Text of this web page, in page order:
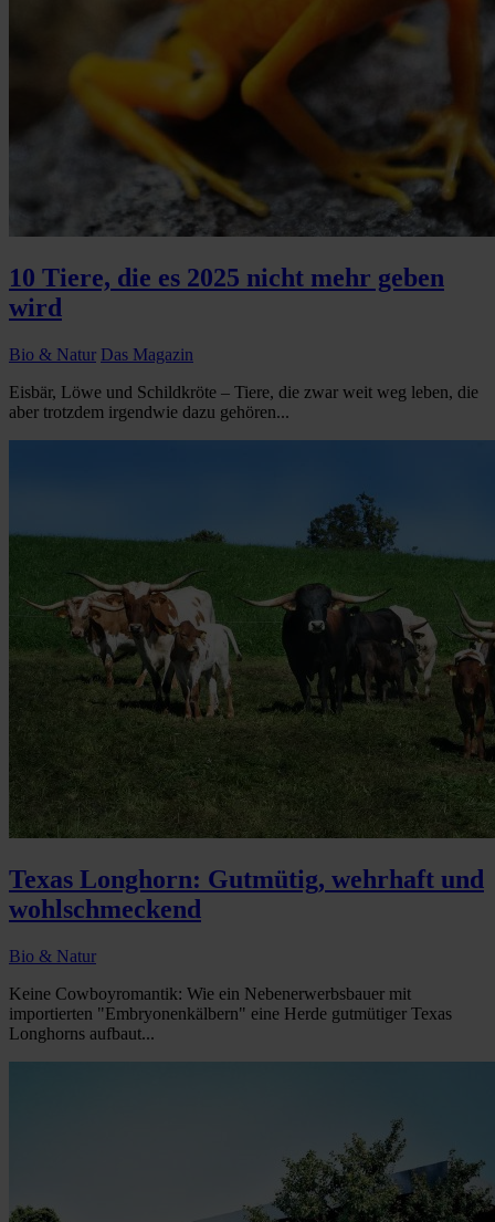
10 Tiere, die es 2025 nicht mehr geben
wird
Bio & Natur Das Magazin
Eisbär, Löwe und Schildkröte – Tiere, die zwar weit weg leben, die
aber trotzdem irgendwie dazu gehören...
Texas Longhorn: Gutmütig, wehrhaft und
wohlschmeckend
Bio & Natur
Keine Cowboyromantik: Wie ein Nebenerwerbsbauer mit
importierten "Embryonenkälbern" eine Herde gutmütiger Texas
Longhorns aufbaut...